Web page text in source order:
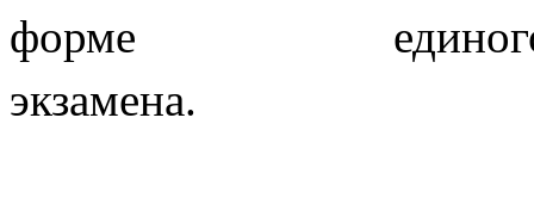
форме единого